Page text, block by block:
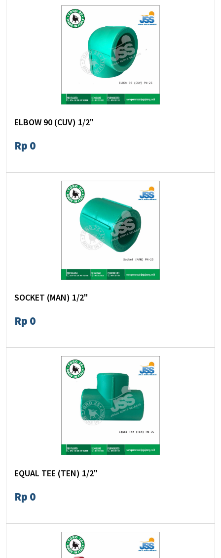
ELBOW 90 (CUV) 1/2"
Rp 0
SOCKET (MAN) 1/2"
Rp 0
EQUAL TEE (TEN) 1/2"
Rp 0